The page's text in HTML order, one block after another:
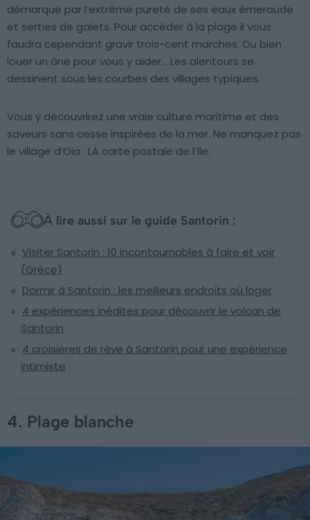
démarque par l’extrême pureté de ses eaux émeraude
et serties de galets. Pour accéder à la plage il vous
faudra cependant gravir trois-cent marches. Ou bien
louer un âne pour vous y aider… Les alentours se
dessinent sous les courbes des villages typiques.
Vous y découvrirez une vraie culture maritime et des
saveurs sans cesse inspirées de la mer. Ne manquez pas
le village d’Oia : LA carte postale de l’île.
À lire aussi sur le guide Santorin :
Visiter Santorin : 10 incontournables à faire et voir
(Grèce)
Dormir à Santorin : les meilleurs endroits où loger
4 expériences inédites pour découvrir le volcan de
Santorin
4 croisières de rêve à Santorin pour une expérience
intimiste
4. Plage blanche